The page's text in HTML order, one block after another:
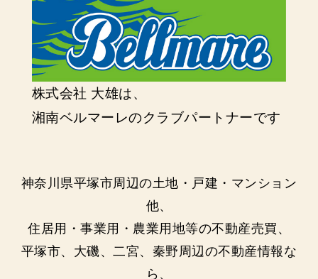
株式会社 大雄は、
湘南ベルマーレのクラブパートナーです
神奈川県平塚市周辺の土地・戸建・マンション
他、
住居用・事業用・農業用地等の不動産売買、
平塚市、大磯、二宮、秦野周辺の不動産情報な
ら、